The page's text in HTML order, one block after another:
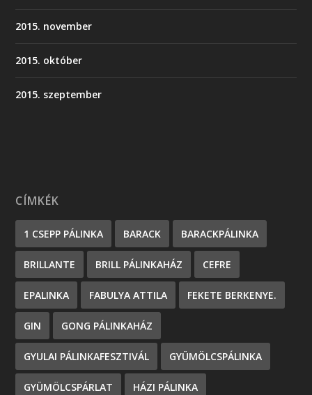
2015. november
2015. október
2015. szeptember
CÍMKÉK
1 CSEPP PÁLINKA BARACK BARACKPÁLINKA
BRILLANTE BRILL PÁLINKAHÁZ CEFRE
EPALINKA FABULYA ATTILA FEKETE BERKENYE.
GIN GONG PÁLINKAHÁZ
GYULAI PÁLINKAFESZTIVÁL GYÜMÖLCSPÁLINKA
GYÜMÖLCSPÁRLAT HÁZI PÁLINKA